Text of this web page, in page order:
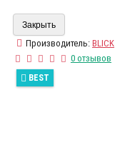
Закрыть
Производитель: BLICK
0 отзывов
BEST